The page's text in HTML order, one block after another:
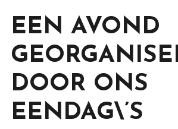
EEN AVOND
DOOR ONS
EENDAG\’S